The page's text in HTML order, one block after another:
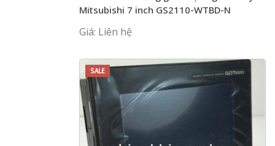
Mitsubishi 7 inch GS2110-WTBD-N
Giá: Liên hệ
SALE